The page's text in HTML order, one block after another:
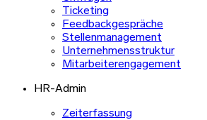
Ticketing
Feedbackgespräche
Stellenmanagement
Unternehmensstruktur
Mitarbeiterengagement
HR-Admin
Zeiterfassung